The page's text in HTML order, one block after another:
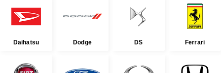
Daihatsu Dodge DS Ferrari